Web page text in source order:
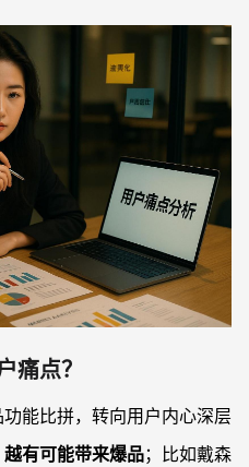
痛点？
能比拼，转向用户内心深层
有可能带来爆品；比如戴森